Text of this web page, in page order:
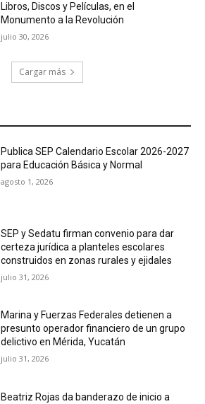
Libros, Discos y Películas, en el
Monumento a la Revolución
julio 30, 2026
Cargar más
Publica SEP Calendario Escolar 2026-2027
para Educación Básica y Normal
agosto 1, 2026
SEP y Sedatu firman convenio para dar
certeza jurídica a planteles escolares
construidos en zonas rurales y ejidales
julio 31, 2026
Marina y Fuerzas Federales detienen a
presunto operador financiero de un grupo
delictivo en Mérida, Yucatán
julio 31, 2026
Beatriz Rojas da banderazo de inicio a